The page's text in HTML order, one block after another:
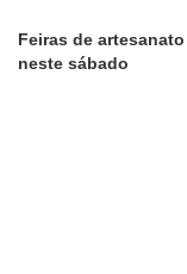
Feiras de
neste sábado